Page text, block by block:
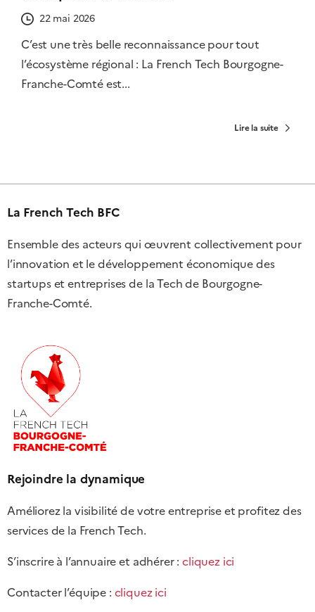
22 mai 2026
C’est une très belle reconnaissance pour tout
l’écosystème régional : La French Tech Bourgogne-
Franche-Comté est...
Lire la suite
La French Tech BFC
Ensemble des acteurs qui œuvrent collectivement pour
l’innovation et le développement économique des
startups et entreprises de la Tech de Bourgogne-
Franche-Comté.
Rejoindre la dynamique
Améliorez la visibilité de votre entreprise et profitez des
services de la French Tech.
S’inscrire à l’annuaire et adhérer :cliquez ici
Contacter l’équipe : cliquez ici